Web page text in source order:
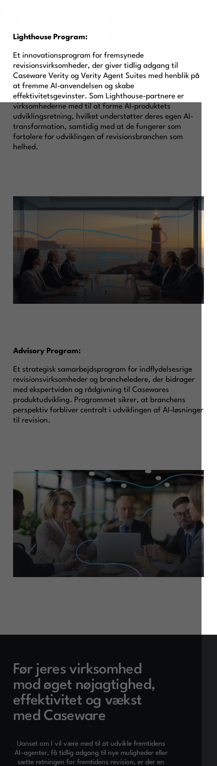
Lighthouse Program:
Et innovationsprogram for fremsynede
revisionsvirksomheder, der giver tidlig adgang til
Caseware Verity og Verity Agent Suites med henblik på
at fremme AI-anvendelsen og skabe
effektivitetsgevinster. Som Lighthouse-partnere er
virksomhederne med til at forme AI-produktets
udviklingsretning, hvilket understøtter deres egen AI-
transformation, samtidig med at de fungerer som
fortalere for udviklingen af revisionsbranchen som
helhed.
Advisory Program:
Et strategisk samarbejdsprogram for indflydelsesrige
revisionsvirksomheder og brancheledere, der bidrager
med ekspertviden og rådgivning til Casewares
produktudvikling. Programmet sikrer, at branchens
perspektiv forbliver centralt i udviklingen af AI-løsninger
til revision.
Før jeres virksomhed
mod øget nøjagtighed,
effektivitet og vækst
med Caseware
Uanset om I vil være med til at udvikle fremtidens
AI-agenter, få tidlig adgang til nye muligheder eller
sætte retningen for fremtidens revision, er der en